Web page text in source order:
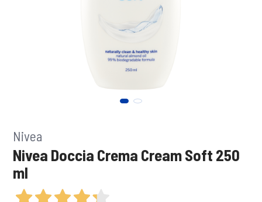
Nivea
Nivea Doccia Crema Cream Soft 250
ml